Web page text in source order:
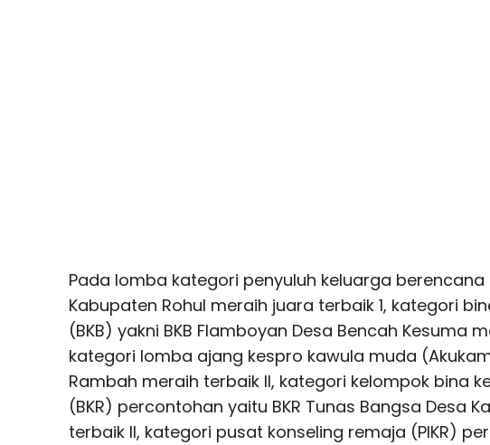
Pada lomba kategori penyuluh keluarga berencana
Kabupaten Rohul meraih juara terbaik 1, kategori
(BKB) yakni BKB Flamboyan Desa Bencah Kesuma
kategori lomba ajang kespro kawula muda
Rambah meraih terbaik II, kategori kelompok bina
(BKR) percontohan yaitu BKR Tunas Bangsa Desa
terbaik II, kategori pusat konseling remaja (PIKR)